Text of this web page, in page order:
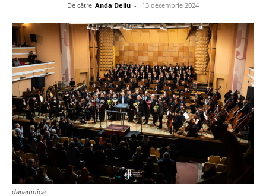
De către Anda Deliu - 13 decembrie 2024
danamoica